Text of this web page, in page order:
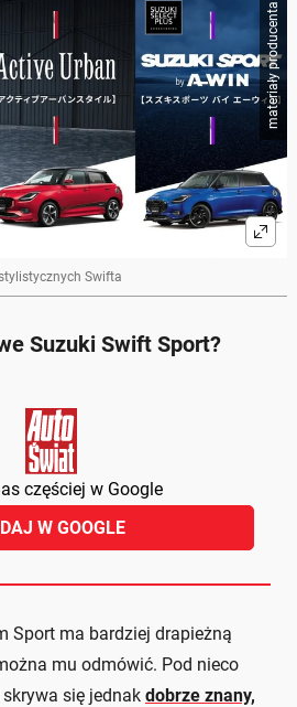
materiały producenta
Swifta
Suzuki Swift Sport?
częściej w Google
W GOOGLE
Sport ma bardziej drapieżną
mu odmówić. Pod nieco
się jednak dobrze znany,